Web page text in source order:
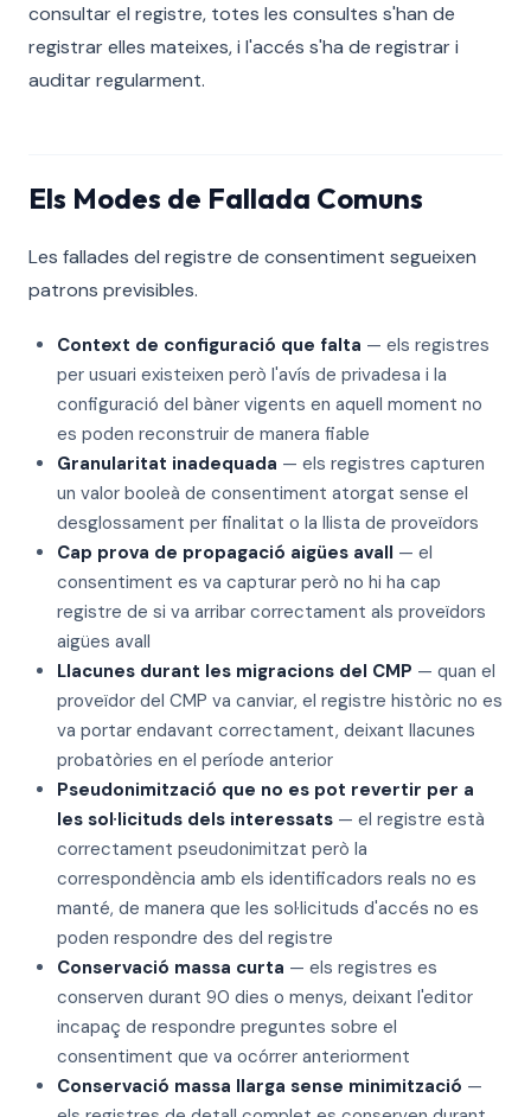
consultar el registre, totes les consultes s'han de
registrar elles mateixes, i l'accés s'ha de registrar i
auditar regularment.
Els Modes de Fallada Comuns
Les fallades del registre de consentiment segueixen
patrons previsibles.
Context de configuració que falta — els registres
per usuari existeixen però l'avís de privadesa i la
configuració del bàner vigents en aquell moment no
es poden reconstruir de manera fiable
Granularitat inadequada — els registres capturen
un valor booleà de consentiment atorgat sense el
desglossament per finalitat o la llista de proveïdors
Cap prova de propagació aigües avall — el
consentiment es va capturar però no hi ha cap
registre de si va arribar correctament als proveïdors
aigües avall
Llacunes durant les migracions del CMP — quan el
proveïdor del CMP va canviar, el registre històric no es
va portar endavant correctament, deixant llacunes
probatòries en el període anterior
Pseudonimització que no es pot revertir per a
les sol·licituds dels interessats — el registre està
correctament pseudonimitzat però la
correspondència amb els identificadors reals no es
manté, de manera que les sol·licituds d'accés no es
poden respondre des del registre
Conservació massa curta — els registres es
conserven durant 90 dies o menys, deixant l'editor
incapaç de respondre preguntes sobre el
consentiment que va ocórrer anteriorment
Conservació massa llarga sense minimització —